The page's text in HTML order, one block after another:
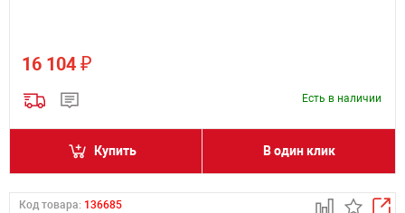
16 104 ₽
Есть в наличии
Купить В один клик
Код товара: 136685